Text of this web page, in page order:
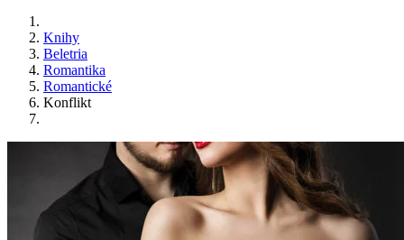
Knihy
Beletria
Romantika
Romantické
Konflikt